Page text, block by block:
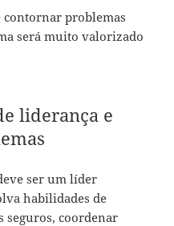
contornar problemas
será muito valorizado
liderança e
ser um líder
habilidades de
seguros, coordenar